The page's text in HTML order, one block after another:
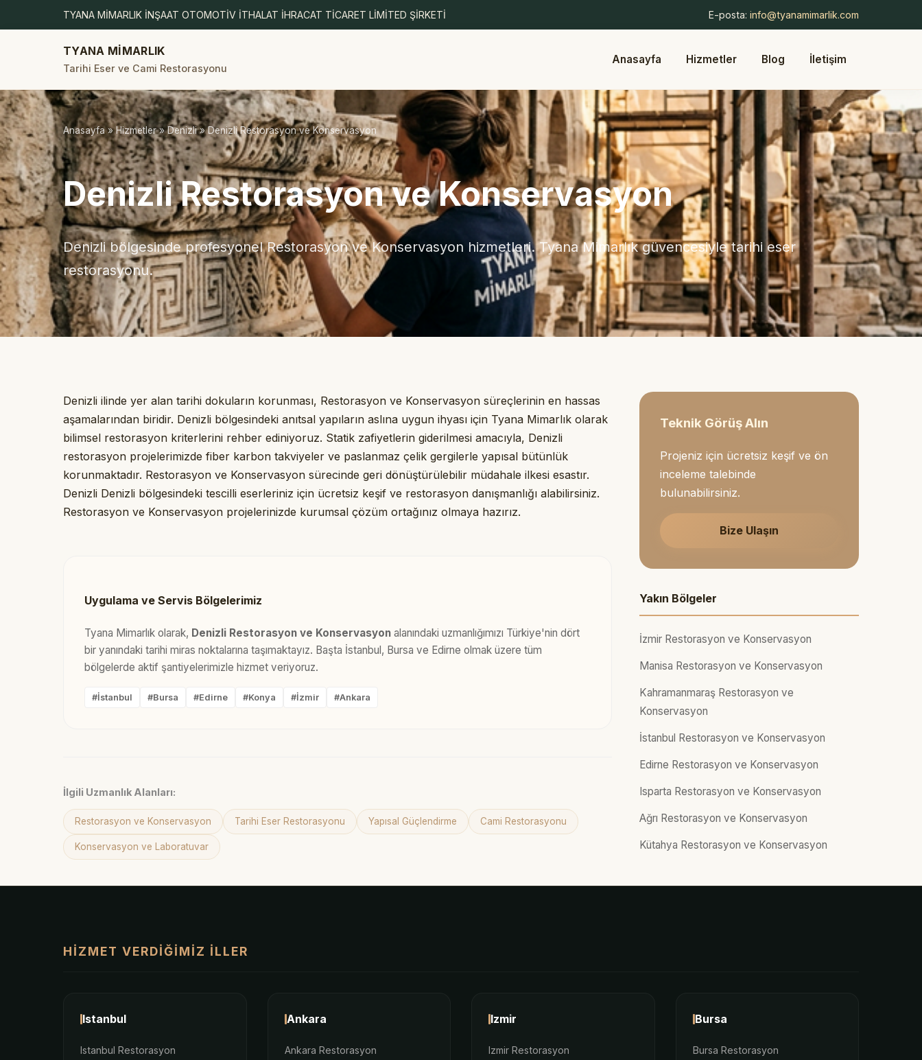
TYANA MİMARLIK İNŞAAT OTOMOTİV İTHALAT İHRACAT TİCARET LİMİTED ŞİRKETİ E-posta: info@tyanamimarlik.com
TYANA MİMARLIK
Tarihi Eser ve Cami Restorasyonu
Anasayfa Hizmetler Blog İletişim
Anasayfa»Hizmetler»Denizli» Denizli Restorasyon ve Konservasyon
Denizli Restorasyon ve Konservasyon
Denizli bölgesinde profesyonel Restorasyon ve Konservasyon hizmetleri. Tyana Mimarlık güvencesiyle tarihi eser
restorasyonu.
Denizli ilinde yer alan tarihi dokuların korunması, Restorasyon ve Konservasyon süreçlerinin en hassas
aşamalarından biridir. Denizli bölgesindeki anıtsal yapıların aslına uygun ihyası için Tyana Mimarlık olarak
bilimsel restorasyon kriterlerini rehber ediniyoruz. Statik zafiyetlerin giderilmesi amacıyla, Denizli
restorasyon projelerimizde fiber karbon takviyeler ve paslanmaz çelik gergilerle yapısal bütünlük
korunmaktadır. Restorasyon ve Konservasyon sürecinde geri dönüştürülebilir müdahale ilkesi esastır.
Denizli Denizli bölgesindeki tescilli eserleriniz için ücretsiz keşif ve restorasyon danışmanlığı alabilirsiniz.
Restorasyon ve Konservasyon projelerinizde kurumsal çözüm ortağınız olmaya hazırız.
Uygulama ve Servis Bölgelerimiz
Tyana Mimarlık olarak, Denizli Restorasyon ve Konservasyon alanındaki uzmanlığımızı Türkiye'nin dört
bir yanındaki tarihi miras noktalarına taşımaktayız. Başta İstanbul, Bursa ve Edirne olmak üzere tüm
bölgelerde aktif şantiyelerimizle hizmet veriyoruz.
#İstanbul #Bursa #Edirne #Konya #İzmir #Ankara
İlgili Uzmanlık Alanları:
Restorasyon ve Konservasyon Tarihi Eser Restorasyonu Yapısal Güçlendirme Cami Restorasyonu
Konservasyon ve Laboratuvar
Teknik Görüş Alın
Projeniz için ücretsiz keşif ve ön
inceleme talebinde
bulunabilirsiniz.
Bize Ulaşın
Yakın Bölgeler
İzmir Restorasyon ve Konservasyon
Manisa Restorasyon ve Konservasyon
Kahramanmaraş Restorasyon ve
Konservasyon
İstanbul Restorasyon ve Konservasyon
Edirne Restorasyon ve Konservasyon
Isparta Restorasyon ve Konservasyon
Ağrı Restorasyon ve Konservasyon
Kütahya Restorasyon ve Konservasyon
HIZMET VERDIĞIMIZ İLLER
Istanbul
Istanbul Restorasyon
Ankara
Ankara Restorasyon
Izmir
Izmir Restorasyon
Bursa
Bursa Restorasyon